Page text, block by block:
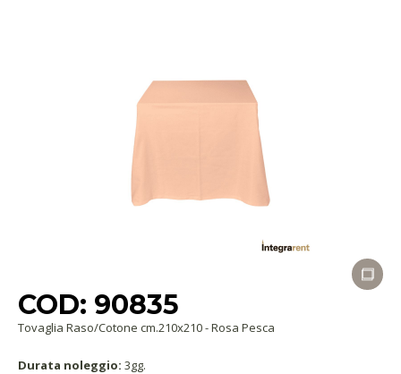
COD: 90835
Tovaglia Raso/Cotone cm.210x210 - Rosa Pesca
Durata noleggio: 3gg.